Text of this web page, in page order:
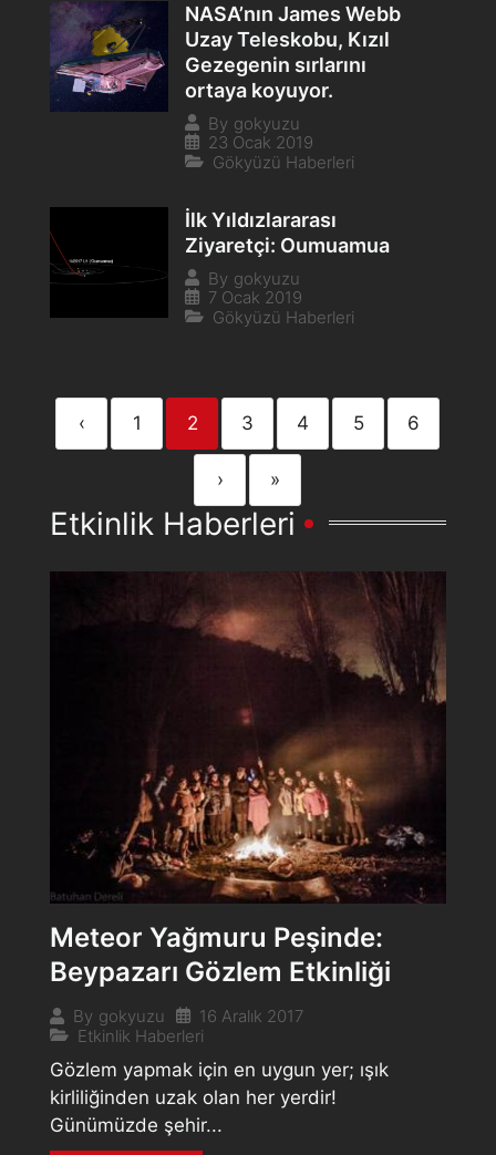
NASA’nın James Webb
Uzay Teleskobu, Kızıl
Gezegenin sırlarını
ortaya koyuyor.
By gokyuzu
23 Ocak 2019
Gökyüzü Haberleri
İlk Yıldızlararası
Ziyaretçi: Oumuamua
By gokyuzu
7 Ocak 2019
Gökyüzü Haberleri
‹ 1 2 3 4 5 6
› »
Etkinlik Haberleri
Meteor Yağmuru Peşinde:
Beypazarı Gözlem Etkinliği
By gokyuzu
16 Aralık 2017
Etkinlik Haberleri
Gözlem yapmak için en uygun yer; ışık
kirliliğinden uzak olan her yerdir!
Günümüzde şehir...